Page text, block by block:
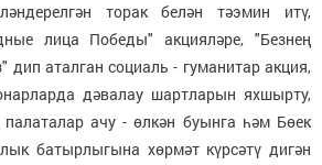
торак белән тәэмин итү,
лица Победы" акцияләре, "Безнең
дип аталган социаль - гуманитар акция,
дәвалау шартларын яхшырту,
палаталар ачу - өлкән буынга һәм Бөек
батырлыгына хөрмәт күрсәтү дигән